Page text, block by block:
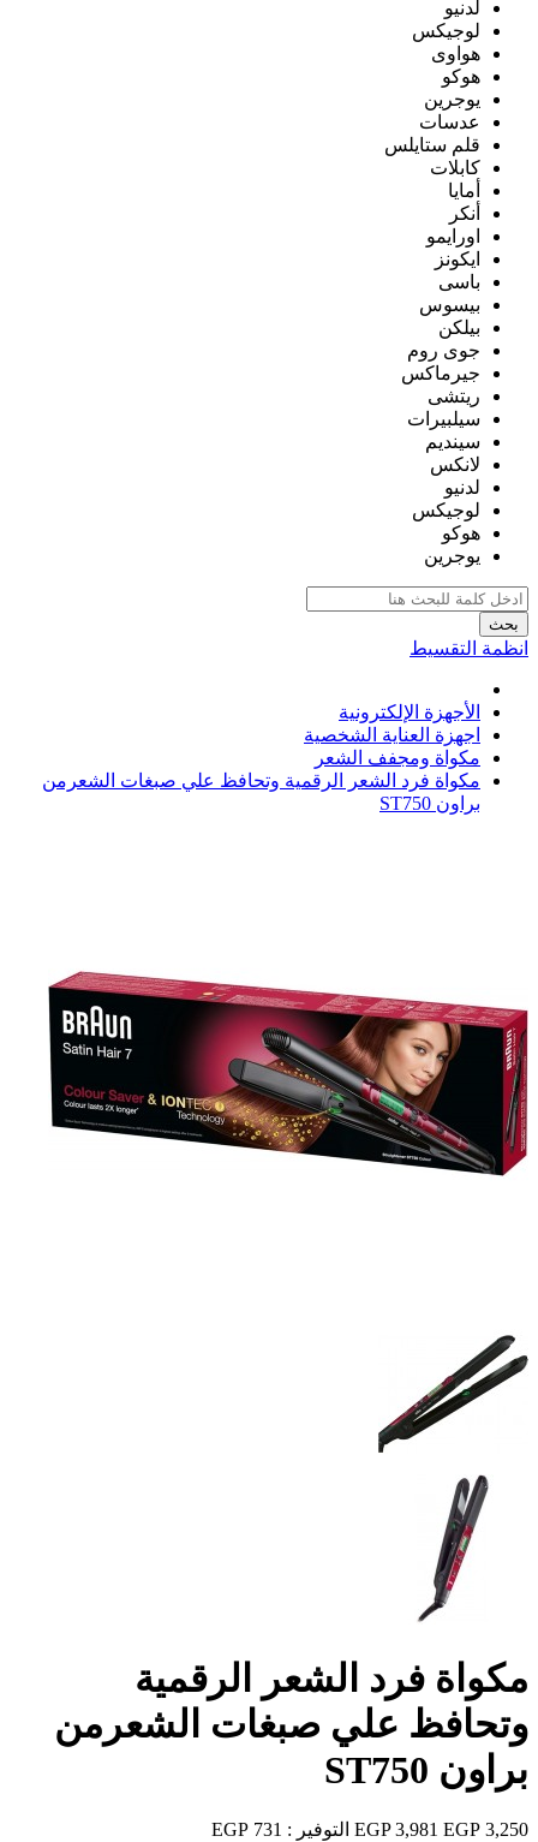
لدنيو
لوجيكس
هواوى
هوكو
يوجرين
عدسات
قلم ستايلس
كابلات
أمايا
أنكر
اورايمو
ايكونز
باسى
بيسوس
بيلكن
جوى روم
جيرماكس
ريتشى
سيلبيرات
سينديم
لانكس
لدنيو
لوجيكس
هوكو
يوجرين
بحث
انظمة التقسيط
الأجهزة الإلكترونية
اجهزة العناية الشخصية
مكواة ومجفف الشعر
مكواة فرد الشعر الرقمية وتحافظ علي صبغات الشعرمن
براون ST750
مكواة فرد الشعر الرقمية
وتحافظ علي صبغات الشعرمن
براون ST750
3,250 EGP
3,981 EGP التوفير : 731 EGP